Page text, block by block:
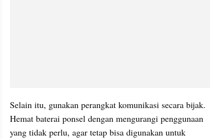
Selain itu, gunakan perangkat komunikasi secara bijak.
Hemat baterai ponsel dengan mengurangi penggunaan
yang tidak perlu, agar tetap bisa digunakan untuk